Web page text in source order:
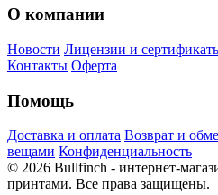
О компании
Новости Лицензии и
Контакты Оферта
Помощь
Доставка и оплата Возврат и
вещами Конфиденциальность
© 2026 Bullfinch - интернет-
принтами. Все права защищены.